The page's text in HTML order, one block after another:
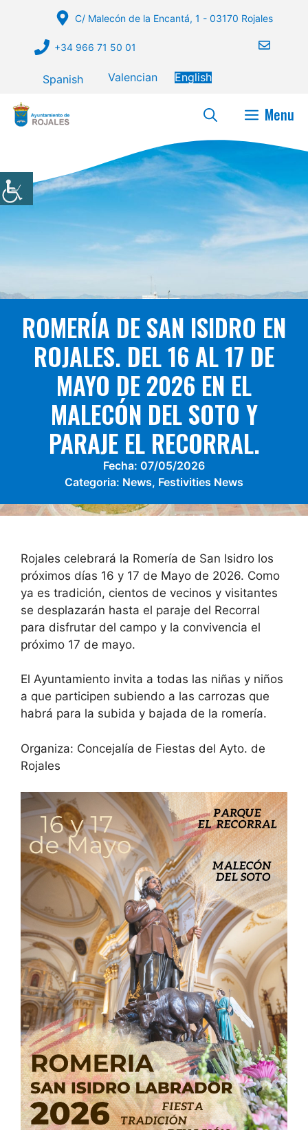
C/ Malecón de la Encantá, 1 - 03170 Rojales
+34 966 71 50 01
Spanish Valencian English
Menu
ROMERÍA DE SAN ISIDRO EN
ROJALES. DEL 16 AL 17 DE
MAYO DE 2026 EN EL
MALECÓN DEL SOTO Y
PARAJE EL RECORRAL.
Fecha: 07/05/2026
Categoria: News, Festivities News
Rojales celebrará la Romería de San Isidro los
próximos días 16 y 17 de Mayo de 2026. Como
ya es tradición, cientos de vecinos y visitantes
se desplazarán hasta el paraje del Recorral
para disfrutar del campo y la convivencia el
próximo 17 de mayo.
El Ayuntamiento invita a todas las niñas y niños
a que participen subiendo a las carrozas que
habrá para la subida y bajada de la romería.
Organiza: Concejalía de Fiestas del Ayto. de
Rojales